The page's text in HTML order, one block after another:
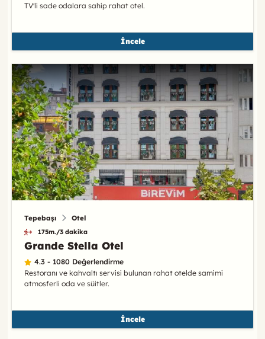
TV'li sade odalara sahip rahat otel.
İncele
Tepebaşı Otel
175m./3 dakika
Grande Stella Otel
4.3 - 1080 Değerlendirme
Restoranı ve kahvaltı servisi bulunan rahat otelde samimi
atmosferli oda ve süitler.
İncele